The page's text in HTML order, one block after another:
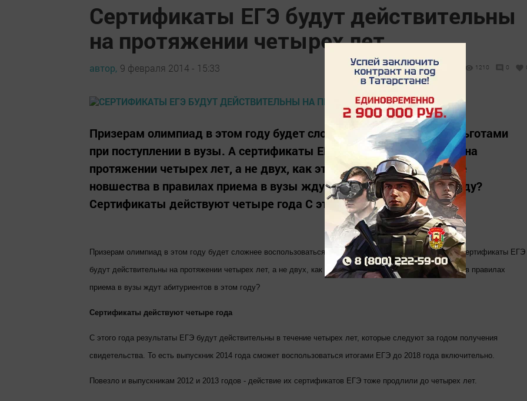
Сертификаты ЕГЭ будут действительны
на протяжении четырех лет
автор, 9 февраля 2014 - 15:33 1210 0
Призерам олимпиад в этом году будет сложнее воспользоваться льготами
при поступлении в вузы. А сертификаты ЕГЭ будут действительны на
протяжении четырех лет, а не двух, как это было ранее. Какие еще
новшества в правилах приема в вузы ждут абитуриентов в этом году?
Сертификаты действуют четыре года С этого года результаты...
Призерам олимпиад в этом году будет сложнее воспользоваться льготами при поступлении в вузы. А сертификаты ЕГЭ
будут действительны на протяжении четырех лет, а не двух, как это было ранее. Какие еще новшества в правилах
приема в вузы ждут абитуриентов в этом году?
Сертификаты действуют четыре года
С этого года результаты ЕГЭ будут действительны в течение четырех лет, которые следуют за годом получения
свидетельства. То есть выпускник 2014 года сможет воспользоваться итогами ЕГЭ до 2018 года включительно.
Повезло и выпускникам 2012 и 2013 годов - действие их сертификатов ЕГЭ тоже продлили до четырех лет.